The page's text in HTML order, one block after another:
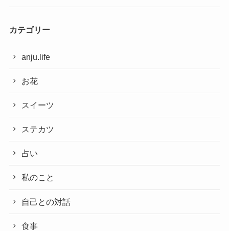
カテゴリー
anju.life
お花
スイーツ
ステカツ
占い
私のこと
自己との対話
食事